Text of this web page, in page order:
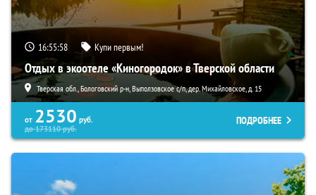
16:55:57 Купи первым!
Отдых в экоотеле «Киногородок» в Тверской области
Тверская обл., Бологовский р-н, Выползовское с/п, дер. Михайловское, д. 15
от 2530 руб.
до173110руб.
ПОДРОБНЕЕ